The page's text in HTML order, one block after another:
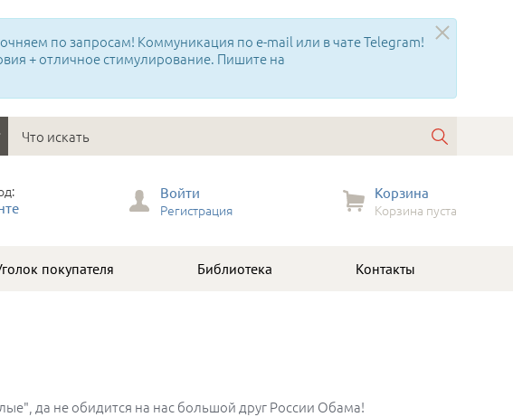
по запросам! Коммуникация по e-mail или в чате Telegram!
+ отличное стимулирование. Пишите на
Войти
Регистрация
Корзина
Корзина пуста
покупателя Библиотека Контакты
да не обидится на нас большой друг России Обама!